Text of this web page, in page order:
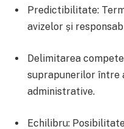
Predictibilitate:
avizelor și
Delimitarea
suprapunerilor între
administrative.
Echilibru: